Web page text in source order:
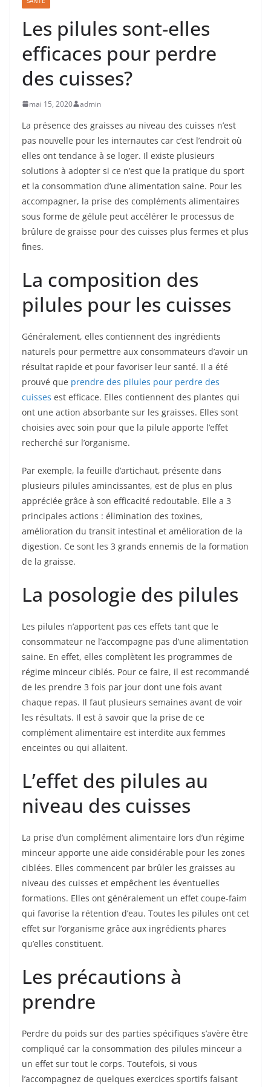
Les pilules sont-elles
efficaces pour perdre
des cuisses?
mai 15, 2020 admin
La présence des graisses au niveau des cuisses n’est
pas nouvelle pour les internautes car c’est l’endroit où
elles ont tendance à se loger. Il existe plusieurs
solutions à adopter si ce n’est que la pratique du sport
et la consommation d’une alimentation saine. Pour les
accompagner, la prise des compléments alimentaires
sous forme de gélule peut accélérer le processus de
brûlure de graisse pour des cuisses plus fermes et plus
fines.
La composition des
pilules pour les cuisses
Généralement, elles contiennent des ingrédients
naturels pour permettre aux consommateurs d’avoir un
résultat rapide et pour favoriser leur santé. Il a été
prouvé que prendre des pilules pour perdre des
cuisses est efficace. Elles contiennent des plantes qui
ont une action absorbante sur les graisses. Elles sont
choisies avec soin pour que la pilule apporte l’effet
recherché sur l’organisme.
Par exemple, la feuille d’artichaut, présente dans
plusieurs pilules amincissantes, est de plus en plus
appréciée grâce à son efficacité redoutable. Elle a 3
principales actions : élimination des toxines,
amélioration du transit intestinal et amélioration de la
digestion. Ce sont les 3 grands ennemis de la formation
de la graisse.
La posologie des pilules
Les pilules n’apportent pas ces effets tant que le
consommateur ne l’accompagne pas d’une alimentation
saine. En effet, elles complètent les programmes de
régime minceur ciblés. Pour ce faire, il est recommandé
de les prendre 3 fois par jour dont une fois avant
chaque repas. Il faut plusieurs semaines avant de voir
les résultats. Il est à savoir que la prise de ce
complément alimentaire est interdite aux femmes
enceintes ou qui allaitent.
L’effet des pilules au
niveau des cuisses
La prise d’un complément alimentaire lors d’un régime
minceur apporte une aide considérable pour les zones
ciblées. Elles commencent par brûler les graisses au
niveau des cuisses et empêchent les éventuelles
formations. Elles ont généralement un effet coupe-faim
qui favorise la rétention d’eau. Toutes les pilules ont cet
effet sur l’organisme grâce aux ingrédients phares
qu’elles constituent.
Les précautions à
prendre
Perdre du poids sur des parties spécifiques s’avère être
compliqué car la consommation des pilules minceur a
un effet sur tout le corps. Toutefois, si vous
l’accompagnez de quelques exercices sportifs faisant